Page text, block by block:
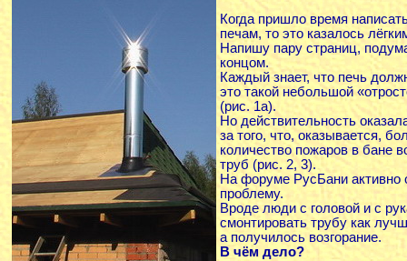
Когда пришло время
печам, то это казалось
Напишу пару страниц,
концом.
Каждый знает, что печь
это такой небольшой
(рис. 1а).
Но действительность
за того, что, оказывается,
количество пожаров в бане
труб (рис. 2, 3).
На форуме РусБани активно
проблему.
Вроде люди с головой и с
смонтировать трубу как
а получилось возгорание.
В чём дело?